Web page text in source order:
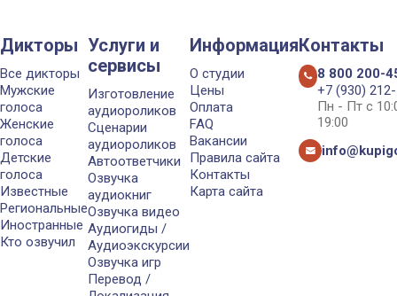
Дикторы
Все дикторы
Мужские
голоса
Женские
голоса
Детские
голоса
Известные
Региональные
Иностранные
Кто озвучил
Услуги и
сервисы
Изготовление
аудиороликов
Сценарии
аудиороликов
Автоответчики
Озвучка
аудиокниг
Озвучка видео
Аудиогиды /
Аудиоэкскурсии
Озвучка игр
Перевод /
Информация
О студии
Цены
Оплата
FAQ
Вакансии
Правила сайта
Контакты
Карта сайта
Контакты
8 800 200-
+7 (930)
Пн - Пт с
19:00